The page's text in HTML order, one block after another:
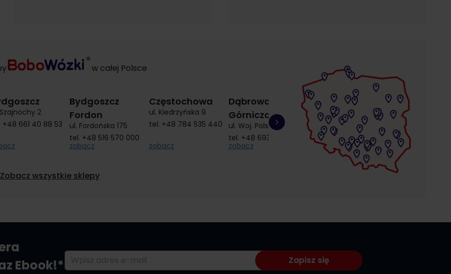
w całej Polsce
2
+48 661 40 88 53
Bydgoszcz
Fordon
ul. Fordońska 175
tel. +48 516 570 000
zobacz
Częstochowa
ul. Kiedrzyńska 9
tel. +48 784 535 440
zobacz
Dąbrowa
Górnicza
ul. Woj. Polskiego 3
tel. +48 693 692 414
zobacz
Gdańsk
Łostowice
ul. Łostowicka 4
tel. +48 504 968 360
zobacz
Gdańsk
Przymorze
ul. Kołobrzeska 30
tel. +48 510 857
zobacz
Zobacz wszystkie sklepy
Ebook!*
Adres e-mail Zapisz się